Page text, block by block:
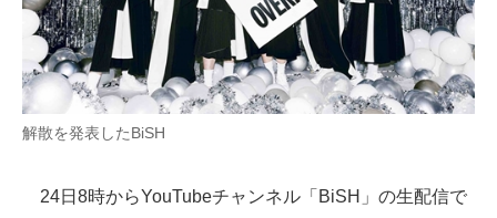
企業ITのトレンドを詳説
経営リーダーのコミュニティ
マーケ×ITの今がよく分かる
解散を発表したBiSH
24日8時からYouTubeチャンネル「BiSH」の生配信で